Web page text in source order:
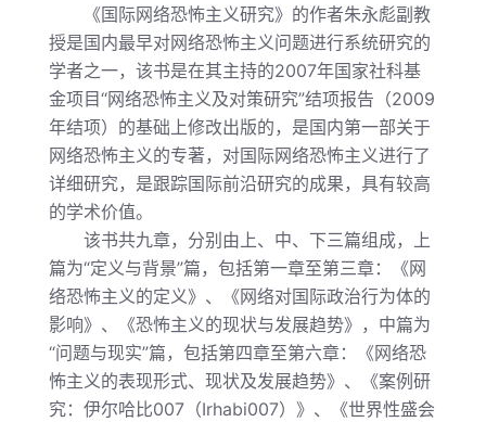
《国际网络恐怖主义研究》的作者朱永彪副教
授是国内最早对网络恐怖主义问题进行系统研究的
学者之一，该书是在其主持的2007年国家社科基
金项目“网络恐怖主义及对策研究”结项报告（2009
年结项）的基础上修改出版的，是国内第一部关于
网络恐怖主义的专著，对国际网络恐怖主义进行了
详细研究，是跟踪国际前沿研究的成果，具有较高
的学术价值。
该书共九章，分别由上、中、下三篇组成，上
篇为“定义与背景”篇，包括第一章至第三章：《网
络恐怖主义的定义》、《网络对国际政治行为体的
影响》、《恐怖主义的现状与发展趋势》，中篇为
“问题与现实”篇，包括第四章至第六章：《网络恐
怖主义的表现形式、现状及发展趋势》、《案例研
究：伊尔哈比007 （Irhabi007）》、《世界性盛会